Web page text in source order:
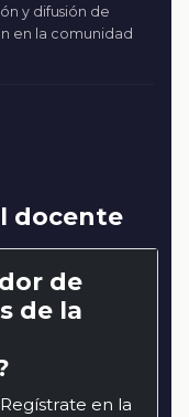
y difusión de
en la comunidad
docente
de
de la
en la